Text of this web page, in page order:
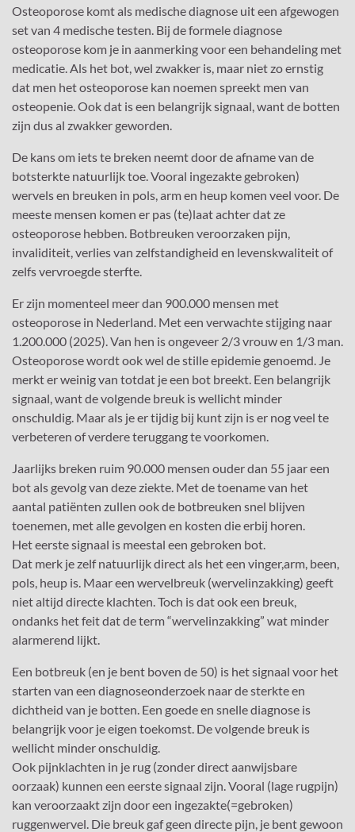
Osteoporose komt als medische diagnose uit een afgewogen
set van 4 medische testen. Bij de formele diagnose
osteoporose kom je in aanmerking voor een behandeling met
medicatie. Als het bot, wel zwakker is, maar niet zo ernstig
dat men het osteoporose kan noemen spreekt men van
osteopenie. Ook dat is een belangrijk signaal, want de botten
zijn dus al zwakker geworden.
De kans om iets te breken neemt door de afname van de
botsterkte natuurlijk toe. Vooral ingezakte gebroken)
wervels en breuken in pols, arm en heup komen veel voor. De
meeste mensen komen er pas (te)laat achter dat ze
osteoporose hebben. Botbreuken veroorzaken pijn,
invaliditeit, verlies van zelfstandigheid en levenskwaliteit of
zelfs vervroegde sterfte.
Er zijn momenteel meer dan 900.000 mensen met
osteoporose in Nederland. Met een verwachte stijging naar
1.200.000 (2025). Van hen is ongeveer 2/3 vrouw en 1/3 man.
Osteoporose wordt ook wel de stille epidemie genoemd. Je
merkt er weinig van totdat je een bot breekt. Een belangrijk
signaal, want de volgende breuk is wellicht minder
onschuldig. Maar als je er tijdig bij kunt zijn is er nog veel te
verbeteren of verdere teruggang te voorkomen.
Jaarlijks breken ruim 90.000 mensen ouder dan 55 jaar een
bot als gevolg van deze ziekte. Met de toename van het
aantal patiënten zullen ook de botbreuken snel blijven
toenemen, met alle gevolgen en kosten die erbij horen.
Het eerste signaal is meestal een gebroken bot.
Dat merk je zelf natuurlijk direct als het een vinger,arm, been,
pols, heup is. Maar een wervelbreuk (wervelinzakking) geeft
niet altijd directe klachten. Toch is dat ook een breuk,
ondanks het feit dat de term “wervelinzakking” wat minder
alarmerend lijkt.
Een botbreuk (en je bent boven de 50) is het signaal voor het
starten van een diagnoseonderzoek naar de sterkte en
dichtheid van je botten. Een goede en snelle diagnose is
belangrijk voor je eigen toekomst. De volgende breuk is
wellicht minder onschuldig.
Ook pijnklachten in je rug (zonder direct aanwijsbare
oorzaak) kunnen een eerste signaal zijn. Vooral (lage rugpijn)
kan veroorzaakt zijn door een ingezakte(=gebroken)
ruggenwervel. Die breuk gaf geen directe pijn, je bent gewoon